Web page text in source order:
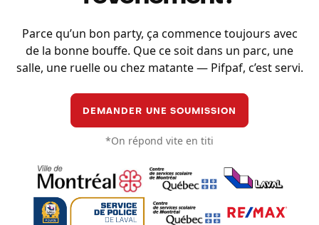
Parce qu’un bon party, ça commence toujours avec
de la bonne bouffe. Que ce soit dans un parc, une
salle, une ruelle ou chez matante — Pifpaf, c’est servi.
DEMANDER UNE SOUMISSION
*On répond vite en titi